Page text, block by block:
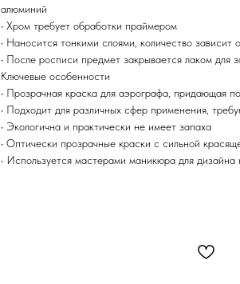
алюминий
• Хром требует обработки праймером
• Наносится тонкими слоями, количество зависит
• После росписи предмет закрывается лаком для
Ключевые особенности
• Прозрачная краска для аэрографа, придающая
• Подходит для различных сфер применения,
• Экологична и практически не имеет запаха
• Оптически прозрачные краски с сильной
• Используется мастерами маникюра для дизайна